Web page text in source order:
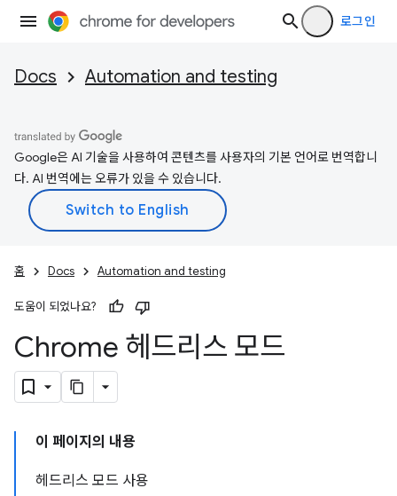
로그인
Docs Automation and testing
Google은 AI 기술을 사용하여 콘텐츠를 사용자의 기본 언어로 번역합니
다. AI 번역에는 오류가 있을 수 있습니다.
홈 Docs Automation and testing
도움이 되었나요?
Chrome 헤드리스 모드
이 페이지의 내용
헤드리스 모드 사용